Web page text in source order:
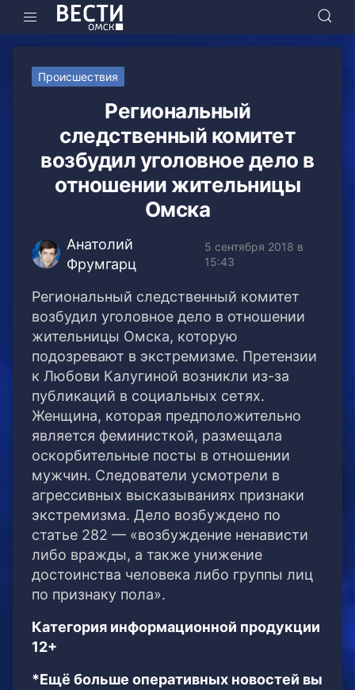
Происшествия
Региональный
следственный комитет
возбудил уголовное дело в
отношении жительницы
Омска
Анатолий
Фрумгарц
5 сентября 2018 в
15:43
Региональный следственный комитет
возбудил уголовное дело в отношении
жительницы Омска, которую
подозревают в экстремизме. Претензии
к Любови Калугиной возникли из-за
публикаций в социальных сетях.
Женщина, которая предположительно
является феминисткой, размещала
оскорбительные посты в отношении
мужчин. Следователи усмотрели в
агрессивных высказываниях признаки
экстремизма. Дело возбуждено по
статье 282 — «возбуждение ненависти
либо вражды, а также унижение
достоинства человека либо группы лиц
по признаку пола».
Категория информационной продукции
12+
*Ещё больше оперативных новостей вы